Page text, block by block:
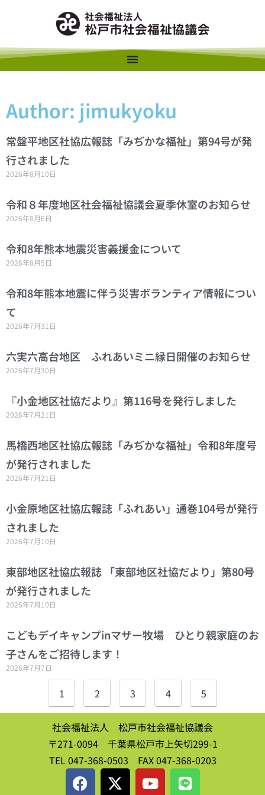
Author: jimukyoku
常盤平地区社協広報誌「みぢかな福祉」第94号が発
行されました
2026年8月10日
令和８年度地区社会福祉協議会夏季休室のお知らせ
2026年8月6日
令和8年熊本地震災害義援金について
2026年8月5日
令和8年熊本地震に伴う災害ボランティア情報につい
て
2026年7月31日
六実六高台地区 ふれあいミニ縁日開催のお知らせ
2026年7月30日
『小金地区社協だより』第116号を発行しました
2026年7月21日
馬橋西地区社協広報誌「みぢかな福祉」令和8年度号
が発行されました
2026年7月21日
小金原地区社協広報誌「ふれあい」通巻104号が発行
されました
2026年7月10日
東部地区社協広報誌 「東部地区社協だより」第80号
が発行されました
2026年7月10日
こどもデイキャンプinマザー牧場 ひとり親家庭のお
子さんをご招待します！
2026年7月7日
1 2 3 4 5
社会福祉法人 松戸市社会福祉協議会
〒271-0094 千葉県松戸市上矢切299-1
TEL 047-368-0503 FAX 047-368-0203